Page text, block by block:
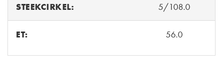
STEEKCIRKEL: 5/108.0
ET: 56.0